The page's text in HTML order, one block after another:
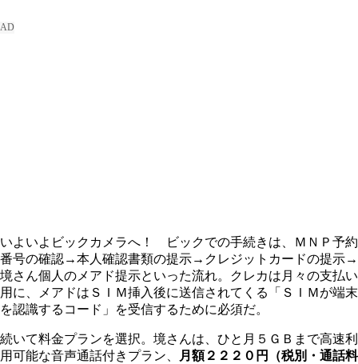
いよいよビックカメラへ！ ビックでの手続きは、ＭＮＰ予約
番号の確認→本人確認書類の提示→クレジットカードの提示→
境さん個人のメアド提示といった流れ。クレカは月々の支払い
用に、メアドはＳＩＭ挿入後に送信されてくる「ＳＩＭが端末
を認識するコード」を受信するために必須だ。
続いて料金プランを選択。境さんは、ひと月５ＧＢまで高速利
用可能な音声通話付きプラン、
月額２２２０円（税別・通話料